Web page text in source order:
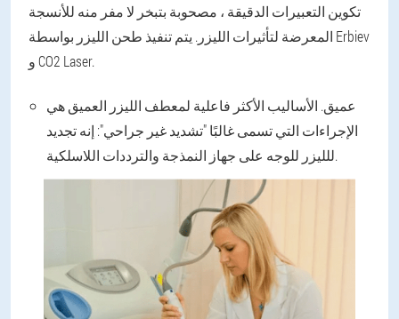
تكوين التعبيرات الدقيقة ، مصحوبة بتبخر لا مفر منه للأنسجة
المعرضة لتأثيرات الليزر. يتم تنفيذ طحن الليزر بواسطة Erbiev
و CO2 Laser.
عميق. الأساليب الأكثر فاعلية لمعطف الليزر العميق هي
الإجراءات التي تسمى غالبًا "تشديد غير جراحي": إنه تجديد
للليزر للوجه على جهاز النمذجة والترددات اللاسلكية.